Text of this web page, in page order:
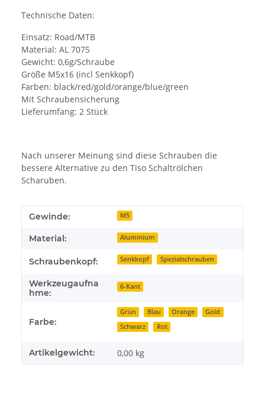
Technische Daten:
Einsatz: Road/MTB
Material: AL 7075
Gewicht: 0,6g/Schraube
Größe M5x16 (incl Senkkopf)
Farben: black/red/gold/orange/blue/green
Mit Schraubensicherung
Lieferumfang: 2 Stück
Nach unserer Meinung sind diese Schrauben die
bessere Alternative zu den Tiso Schaltrölchen
Scharuben.
Gewinde: M5
Material: Aluminium
Schraubenkopf: Senkkopf Spezialschrauben
Werkzeugaufna
hme:
6-Kant
Farbe:
Grün Blau Orange
Gold
Schwarz
Rot
Artikelgewicht: 0,00 kg